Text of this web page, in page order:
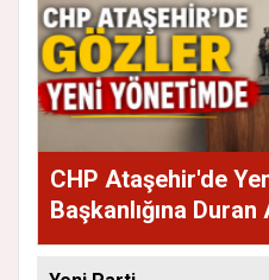
CHP Ataşehir'de
Başkanlığına